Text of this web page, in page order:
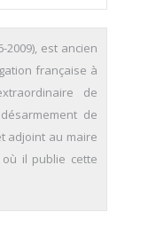
2009), est ancien
française à
de
de
adjoint au maire
il publie cette